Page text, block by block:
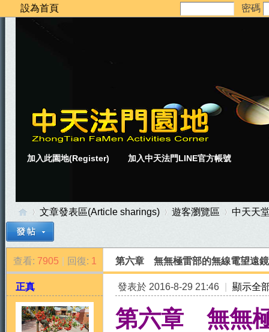
設為首頁 密碼
加入此園地(Register) 加入中天法門LINE官方帳號
中»
文章發表區(Article sharings)
›
遊客瀏覽區
›
中天天
查看: 7905 回復: 1 第六章 無無極雷部的無線電望遠
正真 發表於 2016-8-29 21:46 顯示全
第六章 無無